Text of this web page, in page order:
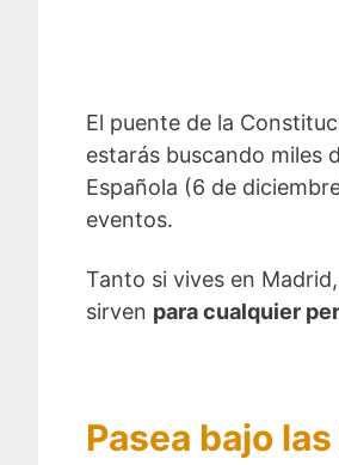
El puente de la
estarás buscando miles
Española (6 de
eventos.
Tanto si vives en
sirven para cualquier
Pasea bajo